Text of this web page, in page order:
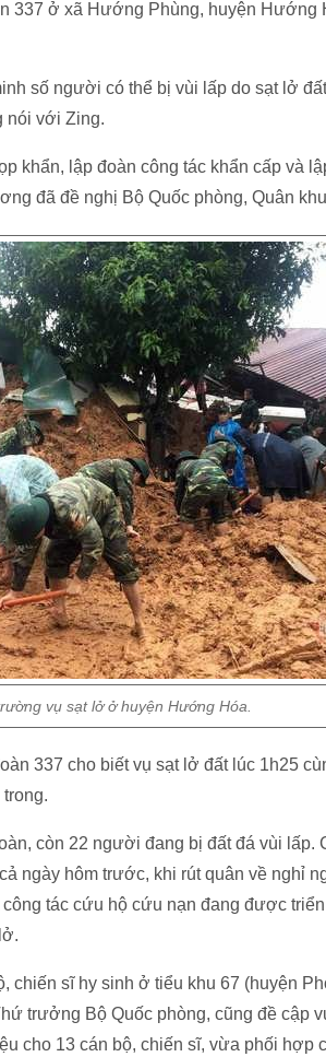
337 ở xã Hướng Phùng, huyện Hướng
số người có thể bị vùi lấp do sạt lở
nói với Zing.
khẩn, lập đoàn công tác khẩn cấp và
đã đề nghị Bộ Quốc phòng, Quân
vụ sạt lở ở huyện Hướng Hóa.
337 cho biết vụ sạt lở đất lúc 1h25
còn 22 người đang bị đất đá vùi lấp.
ngày hôm trước, khi rút quân về nghỉ
tác cứu hộ cứu nạn đang được
chiến sĩ hy sinh ở tiểu khu 67 (huyện
trưởng Bộ Quốc phòng, cũng đề cập
cho 13 cán bộ, chiến sĩ, vừa phối hợp